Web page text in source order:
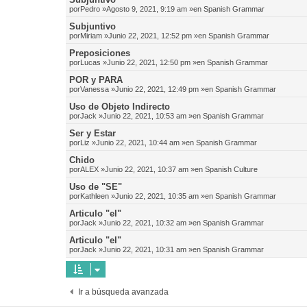
porPedro »Agosto 9, 2021, 9:19 am »en Spanish Grammar
Subjuntivo
porMiriam »Junio 22, 2021, 12:52 pm »en Spanish Grammar
Preposiciones
porLucas »Junio 22, 2021, 12:50 pm »en Spanish Grammar
POR y PARA
porVanessa »Junio 22, 2021, 12:49 pm »en Spanish Grammar
Uso de Objeto Indirecto
porJack »Junio 22, 2021, 10:53 am »en Spanish Grammar
Ser y Estar
porLiz »Junio 22, 2021, 10:44 am »en Spanish Grammar
Chido
porALEX »Junio 22, 2021, 10:37 am »en Spanish Culture
Uso de "SE"
porKathleen »Junio 22, 2021, 10:35 am »en Spanish Grammar
Articulo "el"
porJack »Junio 22, 2021, 10:32 am »en Spanish Grammar
Articulo "el"
porJack »Junio 22, 2021, 10:31 am »en Spanish Grammar
Ir a búsqueda avanzada